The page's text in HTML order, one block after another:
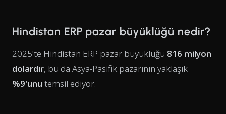
Hindistan ERP pazar büyüklüğü nedir?
2025'te Hindistan ERP pazar büyüklüğü 816 milyon
dolardır, bu da Asya-Pasifik pazarının yaklaşık
%9'unu temsil ediyor.